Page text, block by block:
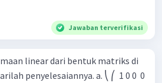
Jawaban terverifikasi
linear dari bentuk matriks di
a. ⎝ ⎛ ​ 1 0 0 ​ 0